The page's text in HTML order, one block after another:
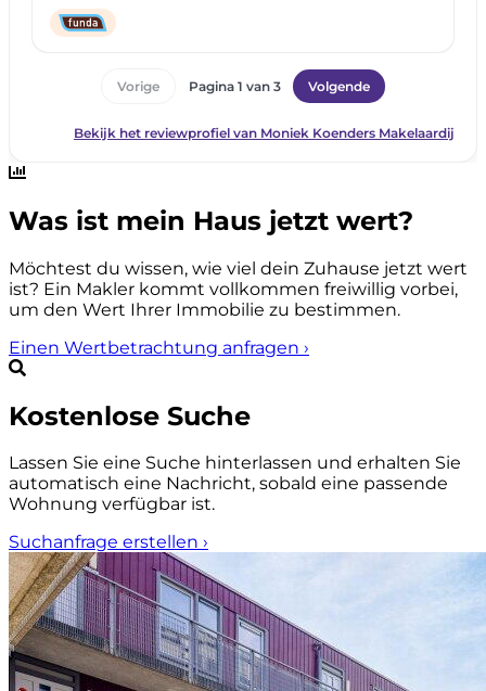
Was ist mein Haus jetzt wert?
Möchtest du wissen, wie viel dein Zuhause jetzt wert
ist? Ein Makler kommt vollkommen freiwillig vorbei,
um den Wert Ihrer Immobilie zu bestimmen.
Einen Wertbetrachtung anfragen ›
Kostenlose Suche
Lassen Sie eine Suche hinterlassen und erhalten Sie
automatisch eine Nachricht, sobald eine passende
Wohnung verfügbar ist.
Suchanfrage erstellen ›